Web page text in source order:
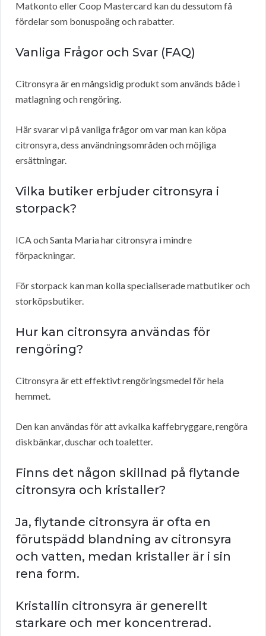
Matkonto eller Coop Mastercard kan du dessutom få
fördelar som bonuspoäng och rabatter.
Vanliga Frågor och Svar (FAQ)
Citronsyra är en mångsidig produkt som används både i
matlagning och rengöring.
Här svarar vi på vanliga frågor om var man kan köpa
citronsyra, dess användningsområden och möjliga
ersättningar.
Vilka butiker erbjuder citronsyra i
storpack?
ICA och Santa Maria har citronsyra i mindre
förpackningar.
För storpack kan man kolla specialiserade matbutiker och
storköpsbutiker.
Hur kan citronsyra användas för
rengöring?
Citronsyra är ett effektivt rengöringsmedel för hela
hemmet.
Den kan användas för att avkalka kaffebryggare, rengöra
diskbänkar, duschar och toaletter.
Finns det någon skillnad på flytande
citronsyra och kristaller?
Ja, flytande citronsyra är ofta en
förutspädd blandning av citronsyra
och vatten, medan kristaller är i sin
rena form.
Kristallin citronsyra är generellt
starkare och mer koncentrerad.